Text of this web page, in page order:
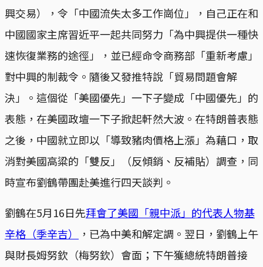
興交易），令「中國流失太多工作崗位」，自己正在和
中國國家主席習近平一起共同努力「為中興提供一種快
速恢復業務的途徑」，並已經命令商務部「重新考慮」
對中興的制裁令。隨後又發推特說「貿易問題會解
決」。這個從「美國優先」一下子變成「中國優先」的
表態，在美國政壇一下子掀起軒然大波。在特朗普表態
之後，中國就立即以「導致豬肉價格上漲」為藉口，取
消對美國高粱的「雙反」（反傾銷、反補貼）調查，同
時宣布劉鶴帶團赴美進行四天談判。
劉鶴在5月16日先拜會了美國「親中派」的代表人物基
辛格（季辛吉）
，已為中美和解定調。翌日，劉鶴上午
與財長姆努欽（梅努欽）會面；下午獲總統特朗普接